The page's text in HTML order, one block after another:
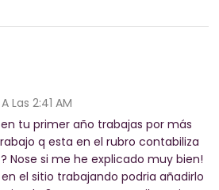
A Las 2:41 AM
tu primer año trabajas por más
q esta en el rubro contabiliza
Nose si me he explicado muy bien!
el sitio trabajando podria añadirlo